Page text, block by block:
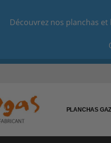
Découvrez nos planchas
PLANCHAS GAZ